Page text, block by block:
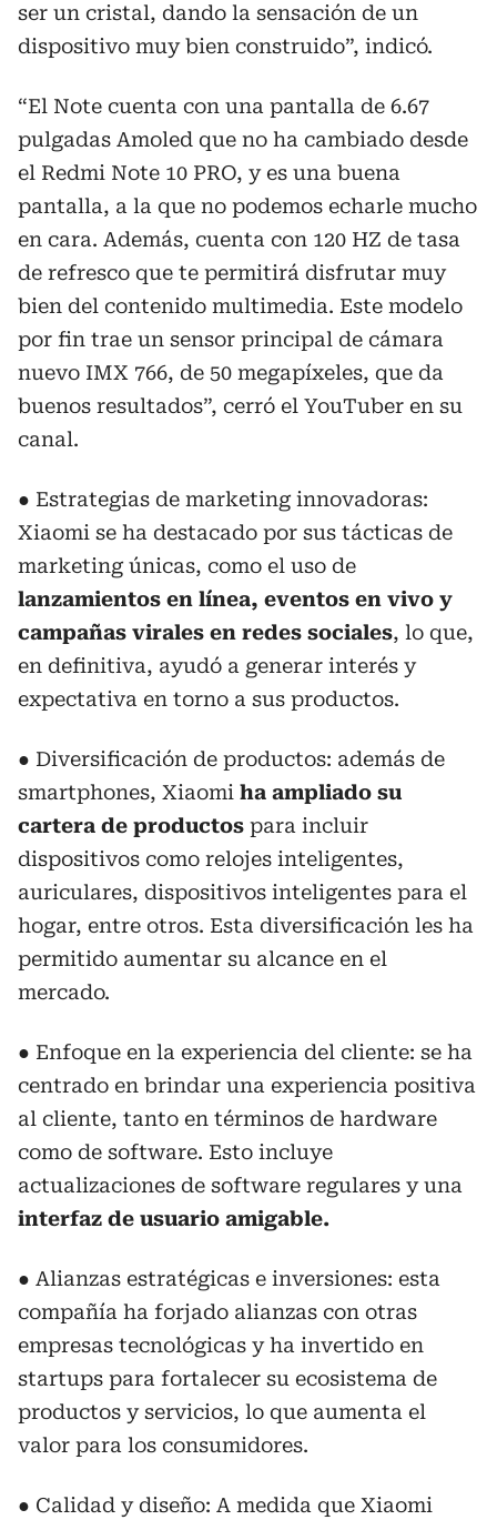
ser un cristal, dando la sensación de un
dispositivo muy bien construido”, indicó.
“El Note cuenta con una pantalla de 6.67
pulgadas Amoled que no ha cambiado desde
el Redmi Note 10 PRO, y es una buena
pantalla, a la que no podemos echarle mucho
en cara. Además, cuenta con 120 HZ de tasa
de refresco que te permitirá disfrutar muy
bien del contenido multimedia. Este modelo
por fin trae un sensor principal de cámara
nuevo IMX 766, de 50 megapíxeles, que da
buenos resultados”, cerró el YouTuber en su
canal.
● Estrategias de marketing innovadoras:
Xiaomi se ha destacado por sus tácticas de
marketing únicas, como el uso de
lanzamientos en línea, eventos en vivo y
campañas virales en redes sociales, lo que,
en definitiva, ayudó a generar interés y
expectativa en torno a sus productos.
● Diversificación de productos: además de
smartphones, Xiaomi ha ampliado su
cartera de productos para incluir
dispositivos como relojes inteligentes,
auriculares, dispositivos inteligentes para el
hogar, entre otros. Esta diversificación les ha
permitido aumentar su alcance en el
mercado.
● Enfoque en la experiencia del cliente: se ha
centrado en brindar una experiencia positiva
al cliente, tanto en términos de hardware
como de software. Esto incluye
actualizaciones de software regulares y una
interfaz de usuario amigable.
● Alianzas estratégicas e inversiones: esta
compañía ha forjado alianzas con otras
empresas tecnológicas y ha invertido en
startups para fortalecer su ecosistema de
productos y servicios, lo que aumenta el
valor para los consumidores.
● Calidad y diseño: A medida que Xiaomi